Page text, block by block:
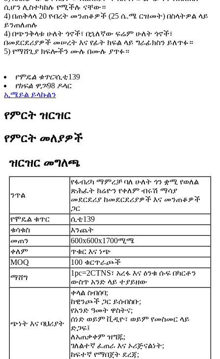
ሲሆን ሊስተካከሉ የሚችሉ ናቸው።
4) በጠቅላላ 20 የብረት መንጠቆዎች (25 ሴ.ሜ ርዝመት) በስላትዎል ላይ
ይንጠለጠሉ
4) በጭንቅላቱ ሁለት ጎኖች፣ በኋለኛው ፍሬም ሁለት ጎኖች፣
በመደርደሪያዎች መሠረት እና የፊት ክፍል ላይ ግራፊክስን ይለጥፉ።
5) የማሸጊያ ክፍሎችን ሙሉ በሙሉ ያጥፉ።
የሞዴል ቁጥር፡ሲቲ139
የክፍል ዋጋ፡98 ዶላር
ኢሜይል ይላኩልን
የምርት ዝርዝር
የምርት መለያዎች
ዝርዝር መግለጫ
ንጥል
የፋብሪካ ማምረቻ ባለ ሁለት ጎን ቋሚ የወለል
ጽሕፈት ክሬዮን የቀለም ብሩሽ ማሳያ
መደርደሪያ ከመደርደሪያዎች እና መንጠቆዎች
ጋር
የሞዴል ቁጥር
ሲቲ139
ቁሳቁስ
እንጨት
መጠን
600x600x1700ሚሜ
ቀለም
ጥቁር እና ነጭ
MOQ
100 ቁርጥራጮች
ማሸግ
1pc=2CTNS፣ አረፋ እና ዕንቁ ሱፍ በካርቶን
ውስጥ አንድ ላይ ተያይዘው
ጭነት እና ባህሪያት
ቀላል ስብሰባ;
ከዊንጮች ጋር ይሰብስቡ;
የአንድ ዓመት ዋስትና;
ሰነድ ወይም ቪዲዮ፣ ወይም የመስመር ላይ
ድጋፍ፤
ለአጠቃቀም ዝግጁ;
ገለልተኛ ፈጠራ እና ኦሪጅናልነት;
ከፍተኛ የማበጀት ደረጃ;